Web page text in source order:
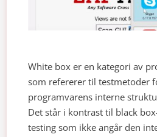
White box er en kategori av
som refererer til testmetoder
programvarens interne
Det står i kontrast til black
testing som ikke angår den